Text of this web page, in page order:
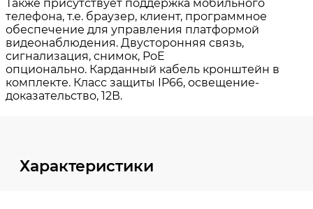
Характеристики